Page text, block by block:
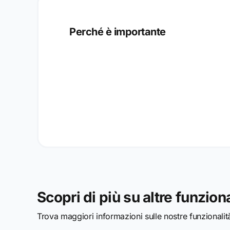
Perché è importante
Scopri di più su altre
Trova maggiori informazioni sulle nostre